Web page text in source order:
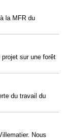
la MFR du
projet sur une forêt
du travail du
Nous